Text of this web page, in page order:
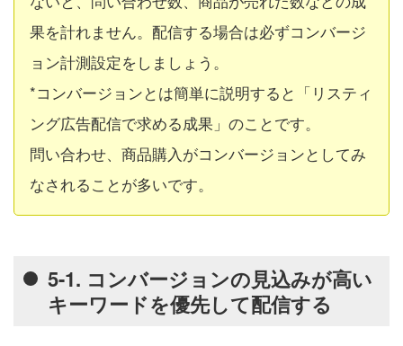
果を計れません。配信する場合は必ずコンバージ
ョン計測設定をしましょう。
*コンバージョンとは簡単に説明すると「リスティ
ング広告配信で求める成果」のことです。
問い合わせ、商品購入がコンバージョンとしてみ
なされることが多いです。
5-1. コンバージョンの見込みが高い
キーワードを優先して配信する